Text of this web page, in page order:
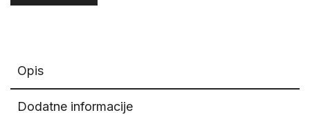
Opis
Dodatne informacije